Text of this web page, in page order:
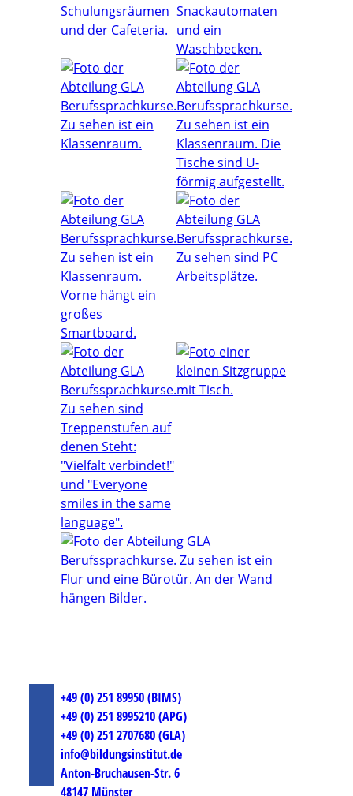
+49 (0) 251 89950 (BIMS)
+49 (0) 251 8995210 (APG)
+49 (0) 251 2707680 (GLA)
info@bildungsinstitut.de
Anton-Bruchausen-Str. 6
48147 Münster